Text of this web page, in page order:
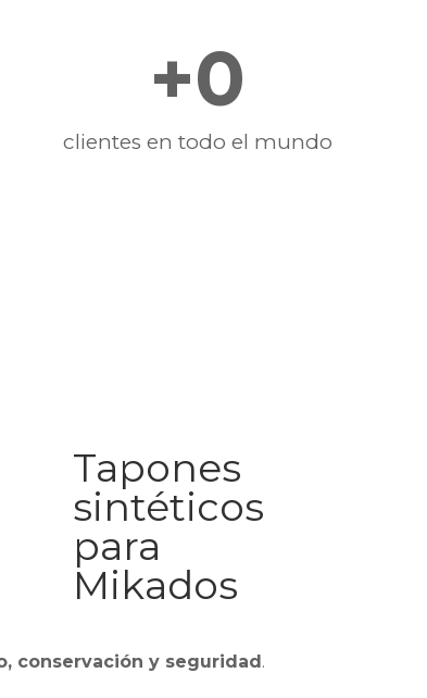
clientes en todo el mundo
+0
Tapones
sintéticos
para
Mikados
conservación y seguridad.